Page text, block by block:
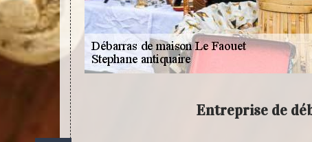
Entreprise de